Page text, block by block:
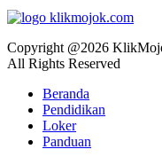
Copyright @2026
All Rights Reserved
Beranda
Pendidikan
Loker
Panduan